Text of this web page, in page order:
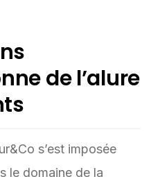
de l’alure
s’est imposée
le domaine de la